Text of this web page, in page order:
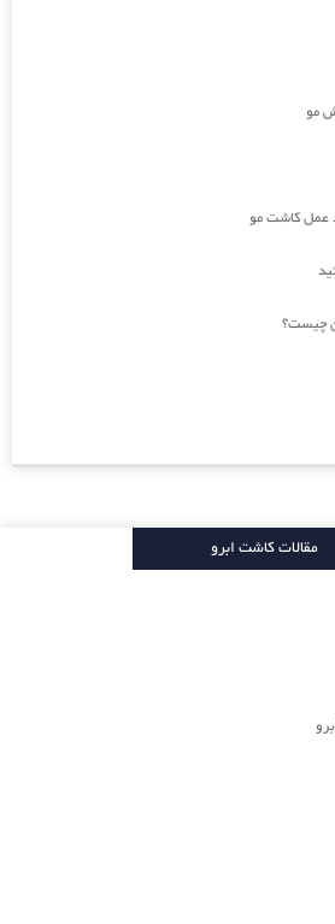
مو
عمل کاشت مو
چیست؟
مقالات کاشت ابرو